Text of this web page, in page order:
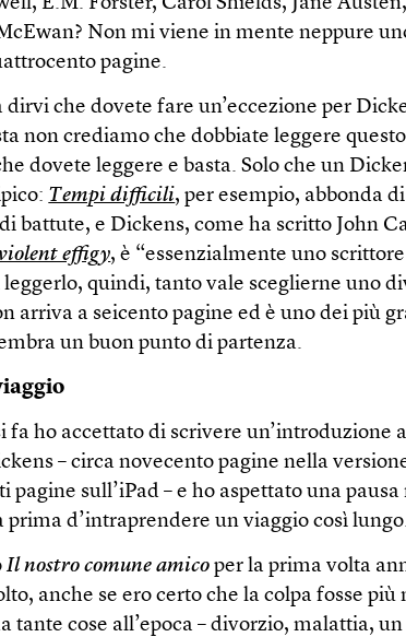
Non mi viene in mente neppure
pagine.
dirvi che dovete fare un’eccezione per
non crediamo che dobbiate leggere
dovete leggere e basta. Solo che un
Tempi difficili, per esempio, abbonda
battute, e Dickens, come ha scritto John
effigy, è “essenzialmente uno
quindi, tanto vale sceglierne uno
arriva a seicento pagine ed è uno dei più
un buon punto di partenza.
fa ho accettato di scrivere un’introduzione
– circa novecento pagine nella
pagine sull’iPad – e ho aspettato una pausa
prima d’intraprendere un viaggio così
Il nostro comune amico per la prima volta
anche se ero certo che la colpa fosse più
tante cose all’epoca – divorzio, malattia,